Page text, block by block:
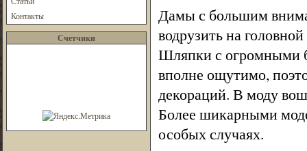
Контакты
Счетчики
Дамы с большим
водрузить на
Шляпки с огромными
вполне ощутимо,
декораций. В моду
Более шикарными
особых случаях.